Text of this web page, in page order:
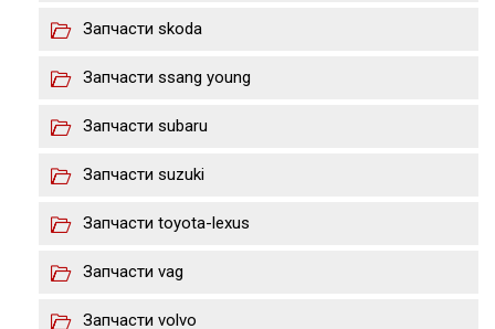
Запчасти skoda
Запчасти ssang young
Запчасти subaru
Запчасти suzuki
Запчасти toyota-lexus
Запчасти vag
Запчасти volvo